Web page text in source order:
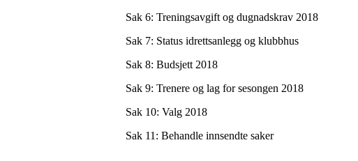
Sak 6: Treningsavgift og dugnadskrav 2018
Sak 7: Status idrettsanlegg og klubbhus
Sak 8: Budsjett 2018
Sak 9: Trenere og lag for sesongen 2018
Sak 10: Valg 2018
Sak 11: Behandle innsendte saker